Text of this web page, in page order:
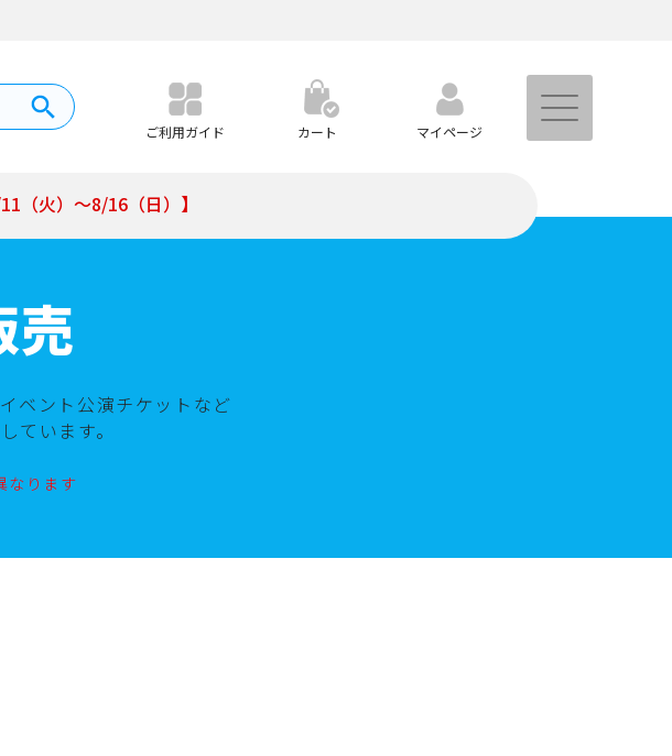
ご利用ガイド カート マイページ
（火）～8/16（日）】
売
ベント公演チケットなど
ています。
なります